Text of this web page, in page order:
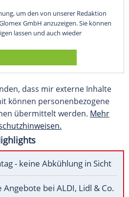
um den von unserer Redaktion
GmbH anzuzeigen. Sie können
lassen und auch wieder
dass mir externe Inhalte
können personenbezogene
übermittelt werden. Mehr
- keine Abkühlung in Sicht
bei ALDI, Lidl & Co.